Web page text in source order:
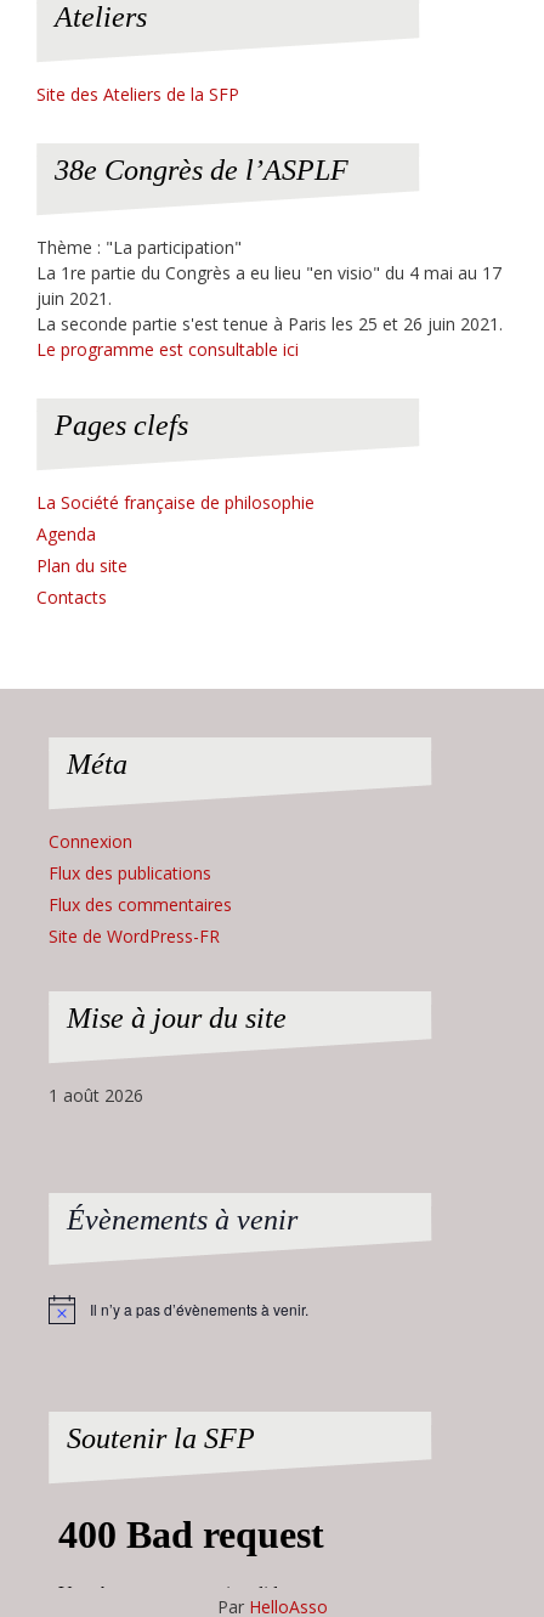
Ateliers
Site des Ateliers de la SFP
38e Congrès de l’ASPLF
Thème : "La participation"
La 1re partie du Congrès a eu lieu "en visio" du 4 mai au 17
juin 2021.
La seconde partie s'est tenue à Paris les 25 et 26 juin 2021.
Le programme est consultable ici
Pages clefs
La Société française de philosophie
Agenda
Plan du site
Contacts
Méta
Connexion
Flux des publications
Flux des commentaires
Site de WordPress-FR
Mise à jour du site
1 août 2026
Évènements à venir
Notice Il n’y a pas d’évènements à venir.
Soutenir la SFP
Par HelloAsso